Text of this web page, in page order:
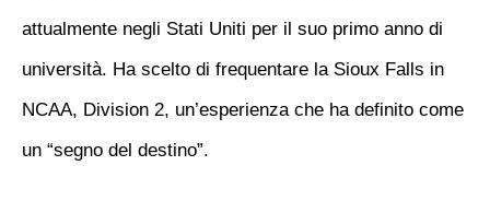
attualmente negli Stati Uniti per il suo primo anno di
università. Ha scelto di frequentare la Sioux Falls in
NCAA, Division 2, un’esperienza che ha definito come
un “segno del destino”.